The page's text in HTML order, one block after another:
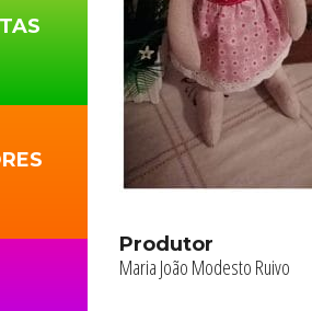
Produtor
Maria João Modesto Ruivo